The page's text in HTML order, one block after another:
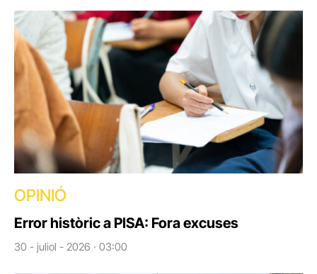
OPINIÓ
Error històric a PISA: Fora excuses
30 - juliol - 2026 · 03:00